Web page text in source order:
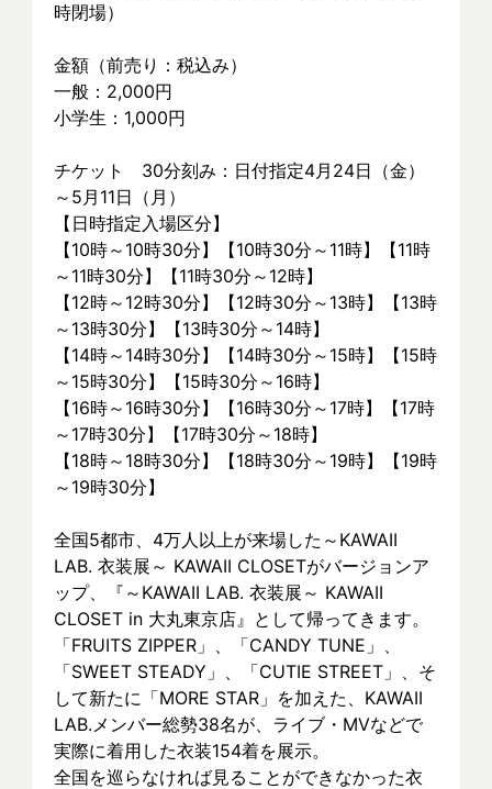
時閉場）
金額（前売り：税込み）
一般：2,000円
小学生：1,000円
チケット　30分刻み：日付指定4月24日（金）
～5月11日（月）
【日時指定入場区分】
【10時～10時30分】【10時30分～11時】【11時
～11時30分】【11時30分～12時】
【12時～12時30分】【12時30分～13時】【13時
～13時30分】【13時30分～14時】
【14時～14時30分】【14時30分～15時】【15時
～15時30分】【15時30分～16時】
【16時～16時30分】【16時30分～17時】【17時
～17時30分】【17時30分～18時】
【18時～18時30分】【18時30分～19時】【19時
～19時30分】
全国5都市、4万⼈以上が来場した～KAWAII
LAB. 衣装展～ KAWAII CLOSETがバージョンア
ップ、『～KAWAII LAB. 衣装展～ KAWAII
CLOSET in 大丸東京店』として帰ってきます。
「FRUITS ZIPPER」、「CANDY TUNE」、
「SWEET STEADY」、「CUTIE STREET」、そ
して新たに「MORE STAR」を加えた、KAWAII
LAB.メンバー総勢38名が、ライブ・MVなどで
実際に着⽤した衣装154着を展示。
全国を巡らなければ見ることができなかった衣